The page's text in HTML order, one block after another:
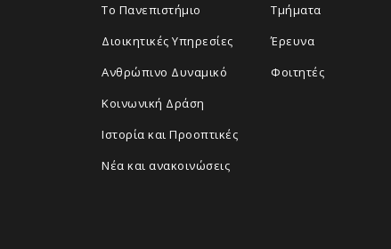
Το Πανεπιστήμιο
Διοικητικές Υπηρεσίες
Ανθρώπινο Δυναμικό
Κοινωνική Δράση
Ιστορία και Προοπτικές
Νέα και ανακοινώσεις
Τμήματα
Έρευνα
Φοιτητές